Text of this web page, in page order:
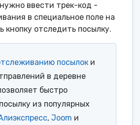
нужно ввести трек-код -
в специальное поле на
кнопку отследить посылку.
посылок и
в деревне
быстро
из популярных
, Joom и